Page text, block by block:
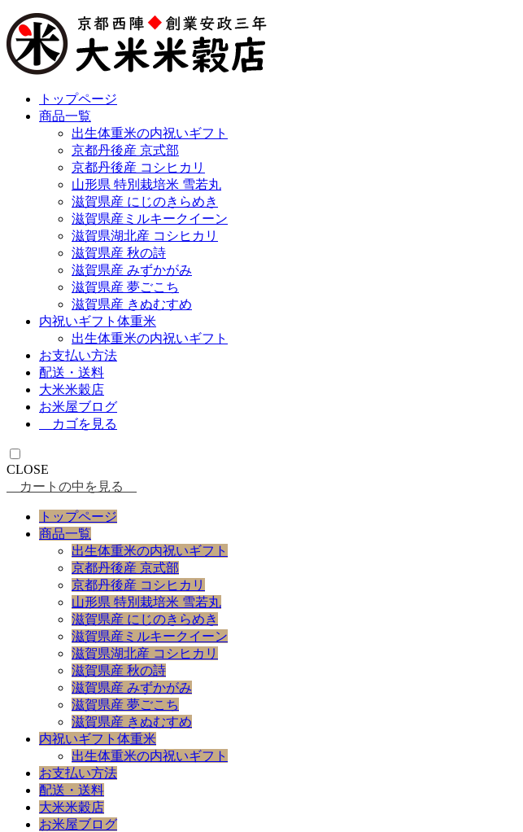
トップページ
商品一覧
出生体重米の内祝いギフト
京都丹後産 京式部
京都丹後産 コシヒカリ
山形県 特別栽培米 雪若丸
滋賀県産 にじのきらめき
滋賀県産ミルキークイーン
滋賀県湖北産 コシヒカリ
滋賀県産 秋の詩
滋賀県産 みずかがみ
滋賀県産 夢ごこち
滋賀県産 きぬむすめ
内祝いギフト体重米
出生体重米の内祝いギフト
お支払い方法
配送・送料
大米米穀店
お米屋ブログ
カゴを見る
CLOSE
カートの中を見る
トップページ
商品一覧
出生体重米の内祝いギフト
京都丹後産 京式部
京都丹後産 コシヒカリ
山形県 特別栽培米 雪若丸
滋賀県産 にじのきらめき
滋賀県産ミルキークイーン
滋賀県湖北産 コシヒカリ
滋賀県産 秋の詩
滋賀県産 みずかがみ
滋賀県産 夢ごこち
滋賀県産 きぬむすめ
内祝いギフト体重米
出生体重米の内祝いギフト
お支払い方法
配送・送料
大米米穀店
お米屋ブログ